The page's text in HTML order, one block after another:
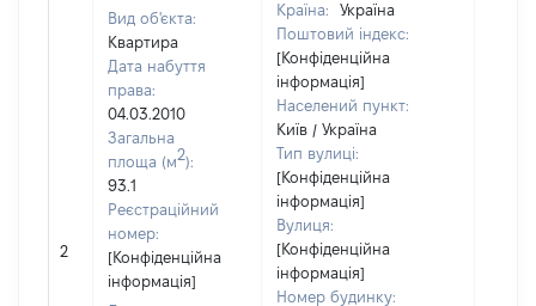
2
Вид об'єкта:
Квартира
Дата набуття
права:
04.03.2010
Загальна
площа (м2):
93.1
Реєстраційний
номер:
[Конфіденційна
інформація]
Країна:
Україна
Поштовий індекс:
[Конфіденційна
інформація]
Населений пункт:
Київ / Україна
Тип вулиці:
[Конфіденційна
інформація]
Вулиця:
[Конфіденційна
інформація]
Номер будинку: